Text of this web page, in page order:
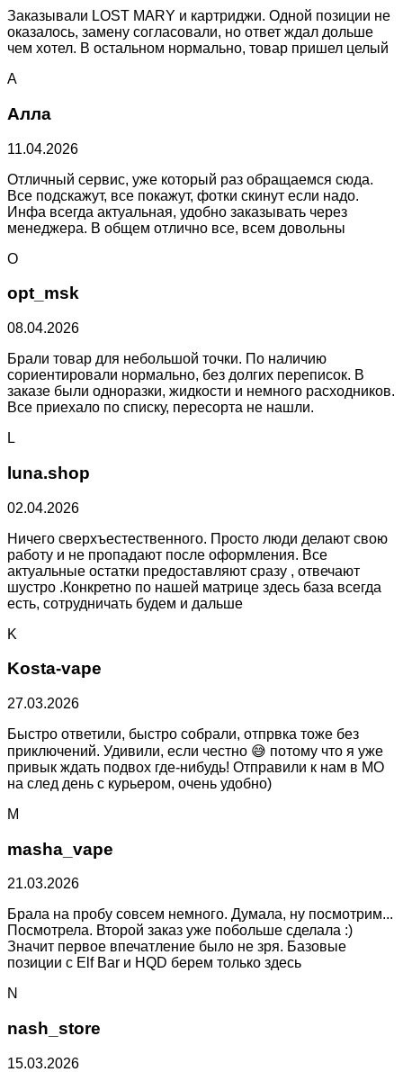
Заказывали LOST MARY и картриджи. Одной позиции не
оказалось, замену согласовали, но ответ ждал дольше
чем хотел. В остальном нормально, товар пришел целый
А
Алла
11.04.2026
Отличный сервис, уже который раз обращаемся сюда.
Все подскажут, все покажут, фотки скинут если надо.
Инфа всегда актуальная, удобно заказывать через
менеджера. В общем отлично все, всем довольны
O
opt_msk
08.04.2026
Брали товар для небольшой точки. По наличию
сориентировали нормально, без долгих переписок. В
заказе были одноразки, жидкости и немного расходников.
Все приехало по списку, пересорта не нашли.
L
luna.shop
02.04.2026
Ничего сверхъестественного. Просто люди делают свою
работу и не пропадают после оформления. Все
актуальные остатки предоставляют сразу , отвечают
шустро .Конкретно по нашей матрице здесь база всегда
есть, сотрудничать будем и дальше
K
Kosta-vape
27.03.2026
Быстро ответили, быстро собрали, отпрвка тоже без
приключений. Удивили, если честно 😅 потому что я уже
привык ждать подвох где-нибудь! Отправили к нам в МО
на след день с курьером, очень удобно)
M
masha_vape
21.03.2026
Брала на пробу совсем немного. Думала, ну посмотрим...
Посмотрела. Второй заказ уже побольше сделала :)
Значит первое впечатление было не зря. Базовые
позиции с Elf Bar и HQD берем только здесь
N
nash_store
15.03.2026